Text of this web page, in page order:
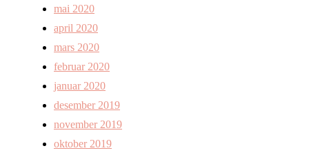
mai 2020
april 2020
mars 2020
februar 2020
januar 2020
desember 2019
november 2019
oktober 2019